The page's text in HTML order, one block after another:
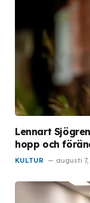
Lennart
hopp och
KULTUR augusti 7,